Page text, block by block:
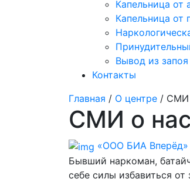
Капельница от
Капельница от
Вывод из
Контакты
Главная / О центре / СМИ
СМИ о нас
«ООО БИА Вперёд»
Бывший наркоман,
себе силы избавиться